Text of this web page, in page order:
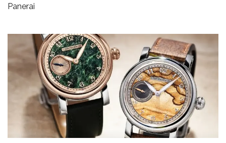
Panerai